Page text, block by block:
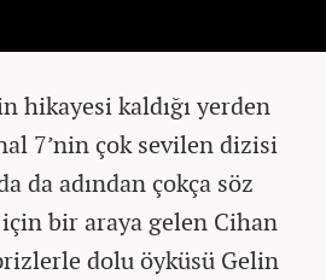
hikayesi kaldığı yerden
7’nin çok sevilen dizisi
da adından çokça söz
bir araya gelen Cihan
dolu öyküsü Gelin